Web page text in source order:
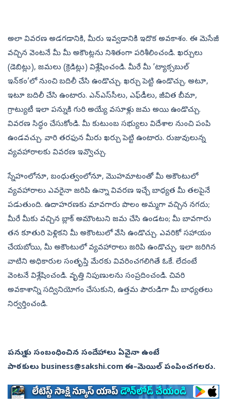
అలా వివరణ అడగడానికి, మీరు ఇవ్వడానికి ఇదొక అవకాశం. ఈ మెసేజీ
వచ్చిన వెంటనే మీ మీ అకౌంట్లను నిశితంగా పరిశీలించండి. ఖర్చులు
(డెబిట్లు), జమలు (క్రెడిట్లు) విశ్లేషించండి. మీరే మీ ’ట్యాక్సబుల్‌
ఇన్‌కం’లో నుంచి బదిలీ చేసి ఉండొచ్చు. ఖర్చు పెట్టి ఉండొచ్చు. అటూ,
ఇటూ బదిలీ చేసి ఉంటారు. ఎన్‌ఎస్‌సీలు, ఎఫ్‌డీలు, జీవిత బీమా,
గ్రాట్యుటీ ఇలా పన్నుకి గురి అయ్యే వసూళ్లు జమ అయి ఉండొచ్చు.
వివరణ సిద్ధం చేసుకోండి. మీ కుటుంబ సభ్యులు విదేశాల నుంచి పంపి
ఉండవచ్చు. వారి తరఫున మీరు ఖర్చు పెట్టి ఉంటారు. రుజువులున్న
వ్యవహారాలకు వివరణ ఇవ్వొచ్చు.
స్నేహంలోనూ, బంధుత్వంలోనూ, మొహమాటంతో మీ అకౌంటులో
వ్యవహారాలు ఎవరైనా జరిపి ఉన్నా వివరణ ఇచ్చే బాధ్యత మీ తలపైనే
పడుతుంది. ఉదాహరణకు మావగారు పొలం అమ్మగా వచ్చిన నగదు;
మీరే మీకు వచ్చిన బ్లాక్‌ అమౌంటుని జమ చేసి ఉండటం; మీ బావగారు
తన కూతురి పెళ్లికని మీ అకౌంటులో వేసి ఉండొచ్చు. ఎవరికో సహాయం
చేయబోయి, మీ అకౌంటులో వ్యవహారాలు జరిపి ఉండొచ్చు. ఇలా జరిగిన
వాటిని అధికారుల సంతృప్తి మేరకు వివరించగలిగితే ఓకే. లేదంటే
వెంటనే విశ్లేషించండి. వృత్తి నిపుణులను సంప్రదించండి. చివరి
అవకాశాన్ని సద్వినియోగం చేసుకుని, ఉత్తమ పౌరుడిగా మీ బాధ్యతలు
నిర్వర్తించండి.
పన్నుకు సంబంధించిన సందేహాలు ఏవైనా ఉంటే
పాఠకులు business@sakshi.com ఈ–మెయిల్‌ పంపించగలరు.